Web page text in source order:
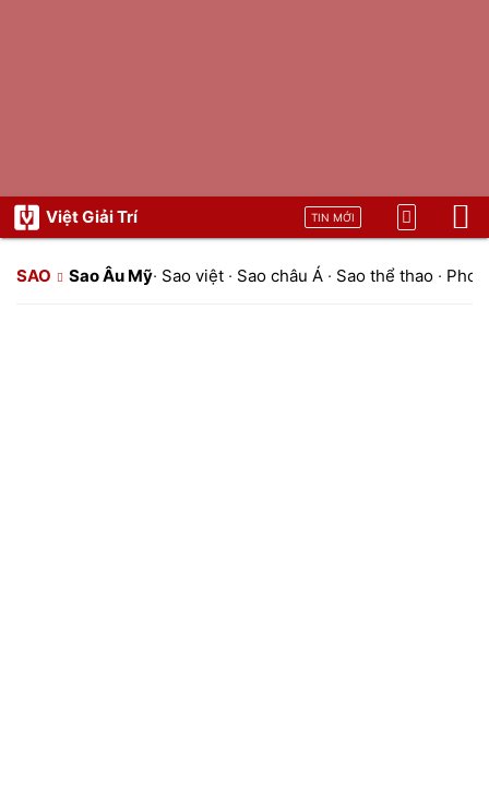
Việt Giải Trí TIN MỚI
SAO Sao Âu Mỹ· Sao việt · Sao châu Á · Sao thể thao ·